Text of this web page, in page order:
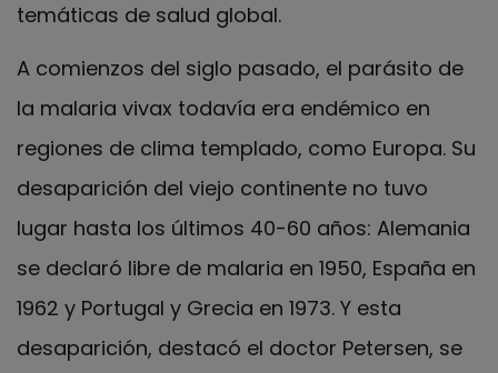
temáticas de salud global.
A comienzos del siglo pasado, el parásito de
la malaria vivax todavía era endémico en
regiones de clima templado, como Europa. Su
desaparición del viejo continente no tuvo
lugar hasta los últimos 40-60 años: Alemania
se declaró libre de malaria en 1950, España en
1962 y Portugal y Grecia en 1973. Y esta
desaparición, destacó el doctor Petersen, se